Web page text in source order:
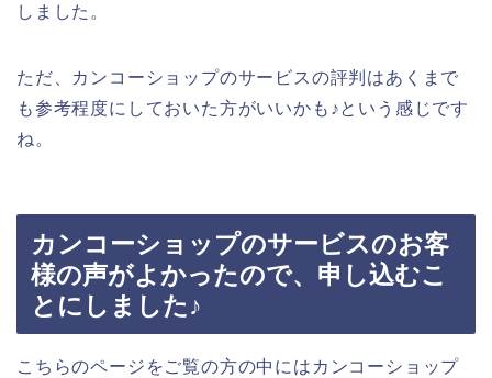
しました。
ただ、カンコーショップのサービスの評判はあくまで
も参考程度にしておいた方がいいかも♪という感じです
ね。
カンコーショップのサービスのお客
様の声がよかったので、申し込むこ
とにしました♪
こちらのページをご覧の方の中にはカンコーショップ